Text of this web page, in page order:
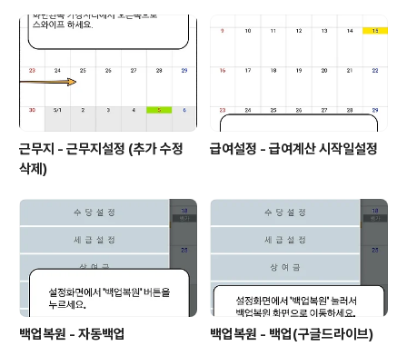
근무지 - 근무지설정 (추가 수정
삭제)
급여설정 - 급여계산 시작일설정
백업복원 - 자동백업 백업복원 - 백업(구글드라이브)